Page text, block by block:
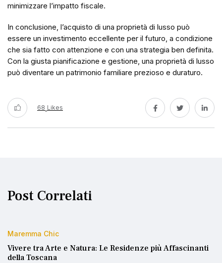
minimizzare l’impatto fiscale.
In conclusione, l’acquisto di una proprietà di lusso può
essere un investimento eccellente per il futuro, a condizione
che sia fatto con attenzione e con una strategia ben definita.
Con la giusta pianificazione e gestione, una proprietà di lusso
può diventare un patrimonio familiare prezioso e duraturo.
68 Likes
Post Correlati
Maremma Chic
Vivere tra Arte e Natura: Le Residenze più Affascinanti
della Toscana